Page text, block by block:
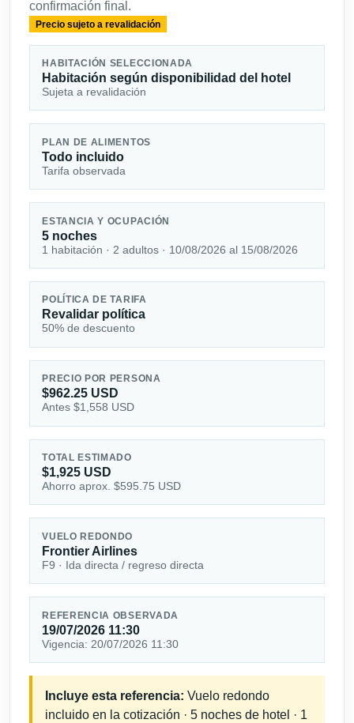
confirmación final.
Precio sujeto a revalidación
HABITACIÓN SELECCIONADA
Habitación según disponibilidad del hotel
Sujeta a revalidación
PLAN DE ALIMENTOS
Todo incluido
Tarifa observada
ESTANCIA Y OCUPACIÓN
5 noches
1 habitación · 2 adultos · 10/08/2026 al 15/08/2026
POLÍTICA DE TARIFA
Revalidar política
50% de descuento
PRECIO POR PERSONA
$962.25 USD
Antes $1,558 USD
TOTAL ESTIMADO
$1,925 USD
Ahorro aprox. $595.75 USD
VUELO REDONDO
Frontier Airlines
F9 · Ida directa / regreso directa
REFERENCIA OBSERVADA
19/07/2026 11:30
Vigencia: 20/07/2026 11:30
Incluye esta referencia: Vuelo redondo
incluido en la cotización · 5 noches de hotel · 1